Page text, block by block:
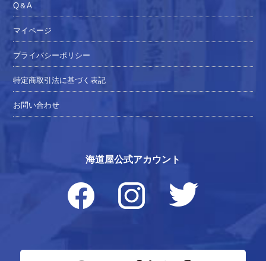
Q＆A
マイページ
プライバシーポリシー
特定商取引法に基づく表記
お問い合わせ
海道屋公式アカウント